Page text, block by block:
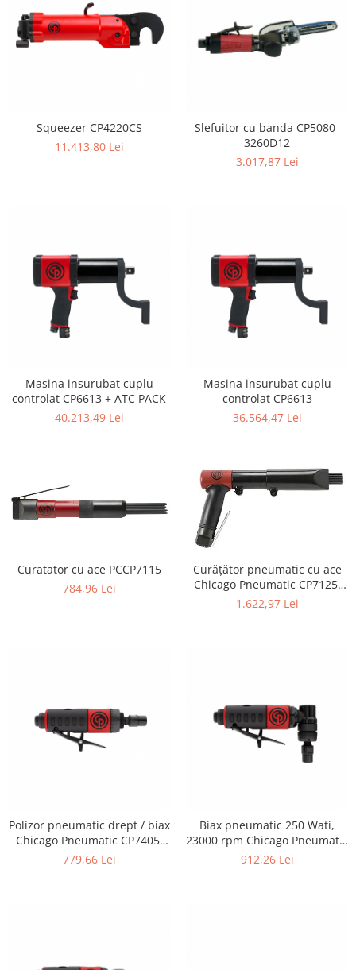
Squeezer CP4220CS
11.413,80 Lei
Slefuitor cu banda CP5080-
3260D12
3.017,87 Lei
Masina insurubat cuplu
controlat CP6613 + ATC PACK
40.213,49 Lei
Masina insurubat cuplu
controlat CP6613
36.564,47 Lei
Curatator cu ace PCCP7115
784,96 Lei
Curățător pneumatic cu ace
Chicago Pneumatic CP7125,
needle scaler profesional, 2
1.622,97 Lei
Polizor pneumatic drept / biax
Chicago Pneumatic CP7405,
250 W, 28.000 rpm, pensetă 6
779,66 Lei
Biax pneumatic 250 Wati,
23000 rpm Chicago Pneumatic
CP7406
912,26 Lei